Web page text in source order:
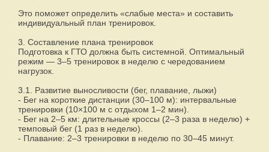
Это поможет определить «слабые места» и составить
индивидуальный план тренировок.
3. Составление плана тренировок
Подготовка к ГТО должна быть системной. Оптимальный
режим — 3–5 тренировок в неделю с чередованием
нагрузок.
3.1. Развитие выносливости (бег, плавание, лыжи)
- Бег на короткие дистанции (30–100 м): интервальные
тренировки (10×100 м с отдыхом 1–2 мин).
- Бег на 2–5 км: длительные кроссы (2–3 раза в неделю) +
темповый бег (1 раз в неделю).
- Плавание: 2–3 тренировки в неделю по 30–45 минут.